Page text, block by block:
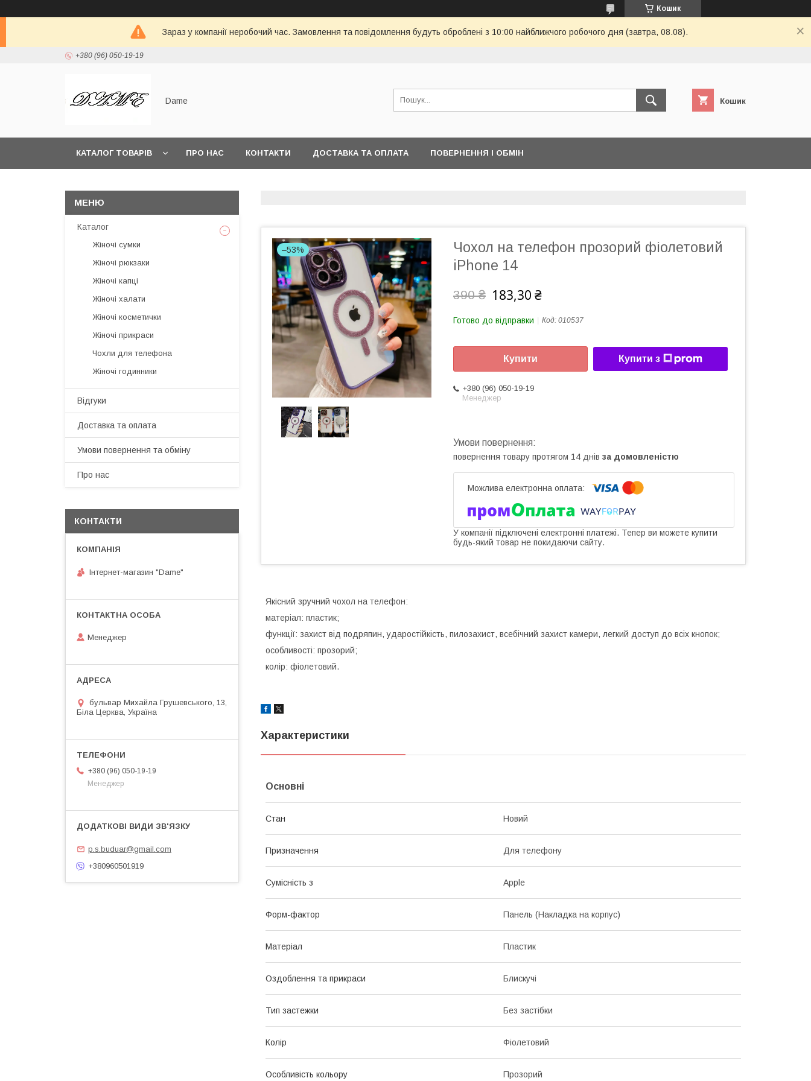
Кошик
Зараз у компанії неробочий час. Замовлення та повідомлення будуть оброблені з 10:00 найближчого робочого дня (завтра, 08.08).
+380 (96) 050-19-19
Dame Кошик
КАТАЛОГ ТОВАРІВ ПРО НАС КОНТАКТИ ДОСТАВКА ТА ОПЛАТА ПОВЕРНЕННЯ І ОБМІН
–53%
Чохол на телефон прозорий фіолетовий
iPhone 14
390 ₴ 183,30 ₴
Готово до відправки Код: 010537
Купити Купити з
+380 (96) 050-19-19
Менеджер
повернення товару протягом 14 днів за домовленістю
У компанії підключені електронні платежі. Тепер ви можете купити
будь-який товар не покидаючи сайту.
Якісний зручний чохол на телефон:
матеріал: пластик;
функції: захист від подряпин, ударостійкість, пилозахист, всебічний захист камери, легкий доступ до всіх кнопок;
особливості: прозорий;
колір: фіолетовий.
Характеристики
Основні
Стан Новий
Призначення Для телефону
Сумісність з Apple
Форм-фактор Панель (Накладка на корпус)
Матеріал Пластик
Оздоблення та прикраси Блискучі
Тип застежки Без застібки
Колір Фіолетовий
Особливість кольору Прозорий
Каталог
Жіночі сумки
Жіночі рюкзаки
Жіночі капці
Жіночі халати
Жіночі косметички
Жіночі прикраси
Чохли для телефона
Жіночі годинники
Відгуки
Доставка та оплата
Умови повернення та обміну
Про нас
КОНТАКТИ
Інтернет-магазин "Dame"
Менеджер
бульвар Михайла Грушевського, 13,
Біла Церква, Україна
+380 (96) 050-19-19
Менеджер
p.s.buduar@gmail.com
+380960501919